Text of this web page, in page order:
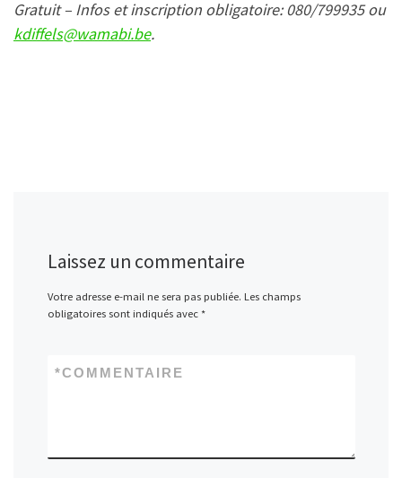
Gratuit – Infos et inscription obligatoire: 080/799935 ou
kdiffels@wamabi.be.
Laissez un commentaire
Votre adresse e-mail ne sera pas publiée. Les champs
obligatoires sont indiqués avec *
COMMENTAIRE
*